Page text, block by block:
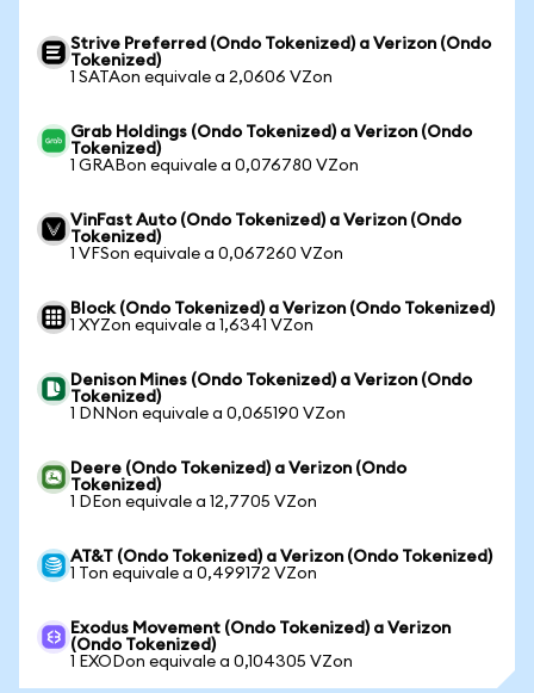
Strive Preferred (Ondo Tokenized) a Verizon (Ondo
Tokenized)
1 SATAon equivale a 2,0606 VZon
Grab Holdings (Ondo Tokenized) a Verizon (Ondo
Tokenized)
1 GRABon equivale a 0,076780 VZon
VinFast Auto (Ondo Tokenized) a Verizon (Ondo
Tokenized)
1 VFSon equivale a 0,067260 VZon
Block (Ondo Tokenized) a Verizon (Ondo Tokenized)
1 XYZon equivale a 1,6341 VZon
Denison Mines (Ondo Tokenized) a Verizon (Ondo
Tokenized)
1 DNNon equivale a 0,065190 VZon
Deere (Ondo Tokenized) a Verizon (Ondo
Tokenized)
1 DEon equivale a 12,7705 VZon
AT&T (Ondo Tokenized) a Verizon (Ondo Tokenized)
1 Ton equivale a 0,499172 VZon
Exodus Movement (Ondo Tokenized) a Verizon
(Ondo Tokenized)
1 EXODon equivale a 0,104305 VZon